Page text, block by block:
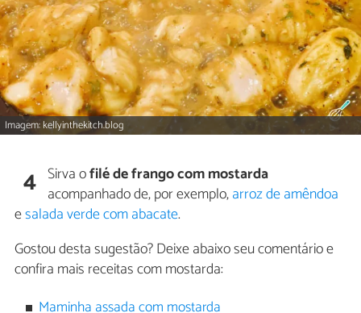
Imagem: kellyinthekitch.blog
4 Sirva ofilé de frango com mostarda
acompanhado de, por exemplo,arroz de amêndoa
esalada verde com abacate.
Gostou desta sugestão? Deixe abaixo seu comentário e
confira mais receitas com mostarda:
Maminha assada com mostarda